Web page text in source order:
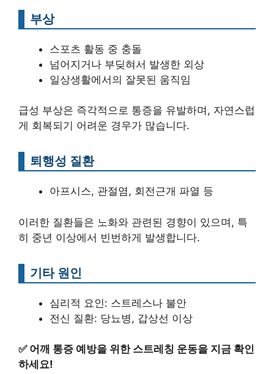
부상
스포츠 활동 중 충돌
넘어지거나 부딪혀서 발생한 외상
일상생활에서의 잘못된 움직임
급성 부상은 즉각적으로 통증을 유발하며, 자연스럽
게 회복되기 어려운 경우가 많습니다.
퇴행성 질환
아프시스, 관절염, 회전근개 파열 등
이러한 질환들은 노화와 관련된 경향이 있으며, 특
히 중년 이상에서 빈번하게 발생합니다.
기타 원인
심리적 요인: 스트레스나 불안
전신 질환: 당뇨병, 갑상선 이상
✅ 어깨 통증 예방을 위한 스트레칭 운동을 지금 확인
하세요!